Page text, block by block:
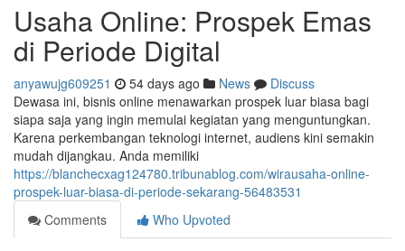
Usaha Online: Prospek Emas
di Periode Digital
anyawujg609251 54 days ago News
Discuss
Dewasa ini, bisnis online menawarkan prospek luar biasa bagi
siapa saja yang ingin memulai kegiatan yang menguntungkan.
Karena perkembangan teknologi internet, audiens kini semakin
mudah dijangkau. Anda memiliki
https://blanchecxag124780.tribunablog.com/wirausaha-online-
prospek-luar-biasa-di-periode-sekarang-56483531
Comments
Who Upvoted